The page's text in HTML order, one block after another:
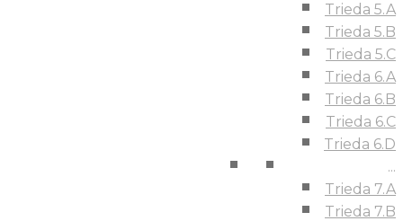
Trieda 5.A
Trieda 5.B
Trieda 5.C
Trieda 6.A
Trieda 6.B
Trieda 6.C
Trieda 6.D
...
Trieda 7.A
Trieda 7.B